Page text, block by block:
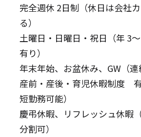
完全週休 2日制（休日は会社
る）
土曜日・日曜日・祝日（年 3
有り）
年末年始、お盆休み、GW（連
産前・産後・育児休暇制度
短勤務可能）
慶弔休暇、リフレッシュ休暇
分割可）